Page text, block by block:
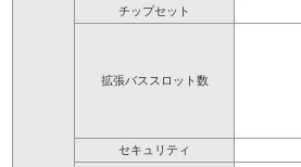
チップセット
拡張バススロット数
セキュリティ